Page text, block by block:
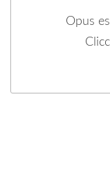
Opus